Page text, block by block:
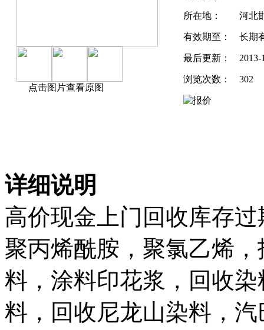
点击图片查看原图
所在地： 河北
有效期至： 长期
最后更新： 2013-
浏览次数： 302
详细说明
高价现金上门回收库存
聚丙烯酰胺，聚氯乙烯
料，涂料印花浆，回收
料，回收尼龙山染料，